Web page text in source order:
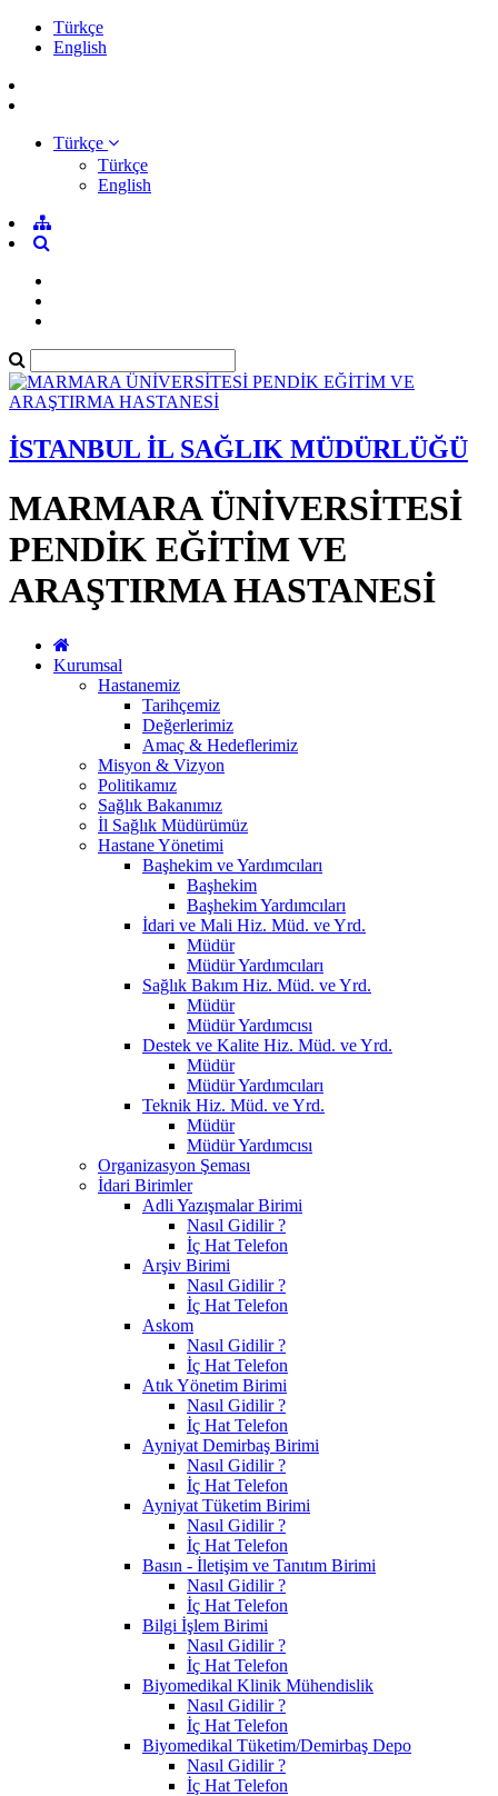
Türkçe
English
Türkçe
Türkçe
English
İSTANBUL İL SAĞLIK MÜDÜRLÜĞÜ
MARMARA ÜNİVERSİTESİ
PENDİK EĞİTİM VE
ARAŞTIRMA HASTANESİ
Kurumsal
Hastanemiz
Tarihçemiz
Değerlerimiz
Amaç & Hedeflerimiz
Misyon & Vizyon
Politikamız
Sağlık Bakanımız
İl Sağlık Müdürümüz
Hastane Yönetimi
Başhekim ve Yardımcıları
Başhekim
Başhekim Yardımcıları
İdari ve Mali Hiz. Müd. ve Yrd.
Müdür
Müdür Yardımcıları
Sağlık Bakım Hiz. Müd. ve Yrd.
Müdür
Müdür Yardımcısı
Destek ve Kalite Hiz. Müd. ve Yrd.
Müdür
Müdür Yardımcıları
Teknik Hiz. Müd. ve Yrd.
Müdür
Müdür Yardımcısı
Organizasyon Şeması
İdari Birimler
Adli Yazışmalar Birimi
Nasıl Gidilir ?
İç Hat Telefon
Arşiv Birimi
Nasıl Gidilir ?
İç Hat Telefon
Askom
Nasıl Gidilir ?
İç Hat Telefon
Atık Yönetim Birimi
Nasıl Gidilir ?
İç Hat Telefon
Ayniyat Demirbaş Birimi
Nasıl Gidilir ?
İç Hat Telefon
Ayniyat Tüketim Birimi
Nasıl Gidilir ?
İç Hat Telefon
Basın - İletişim ve Tanıtım Birimi
Nasıl Gidilir ?
İç Hat Telefon
Bilgi İşlem Birimi
Nasıl Gidilir ?
İç Hat Telefon
Biyomedikal Klinik Mühendislik
Nasıl Gidilir ?
İç Hat Telefon
Biyomedikal Tüketim/Demirbaş Depo
Nasıl Gidilir ?
İç Hat Telefon